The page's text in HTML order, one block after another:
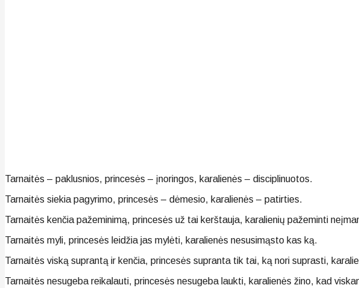
Tarnaitės – paklusnios, princesės – įnoringos, karalienės – disciplinuotos.
Tarnaitės siekia pagyrimo, princesės – dėmesio, karalienės – patirties.
Tarnaitės kenčia pažeminimą, princesės už tai kerštauja, karalienių pažeminti
Tarnaitės myli, princesės leidžia jas mylėti, karalienės nesusimąsto kas ką.
Tarnaitės viską suprantą ir kenčia, princesės supranta tik tai, ką nori suprasti,
Tarnaitės nesugeba reikalauti, princesės nesugeba laukti, karalienės žino, kad